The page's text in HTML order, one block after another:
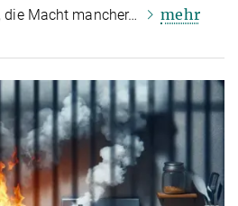
die Macht mancher…
mehr